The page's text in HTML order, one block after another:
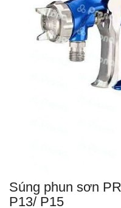
Súng phun sơn
P13/ P15